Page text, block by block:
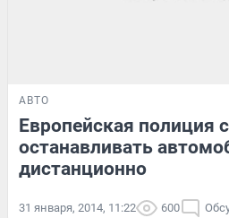
АВТО
Европейская полиция
останавливать
дистанционно
31 января, 2014, 11:22 600